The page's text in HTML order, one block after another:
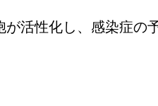
活性化し、感染症の